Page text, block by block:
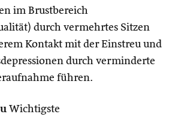
im Brustbereich
durch vermehrtes Sitzen
Kontakt mit der Einstreu und
durch verminderte
führen.
Wichtigste